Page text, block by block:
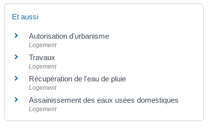
Et aussi
Autorisation d'urbanisme
Logement
Travaux
Logement
Récupération de l'eau de pluie
Logement
Assainissement des eaux usées domestiques
Logement